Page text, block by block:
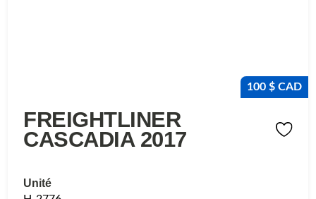
100 $ CAD
FREIGHTLINER
CASCADIA 2017
Unité